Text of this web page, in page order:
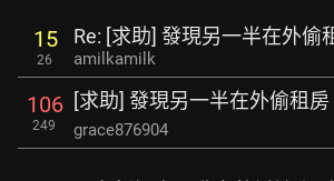
15
26
Re: [求助] 發現另一半在外偷
amilkamilk
106
249
[求助] 發現另一半在外偷租房
grace876904